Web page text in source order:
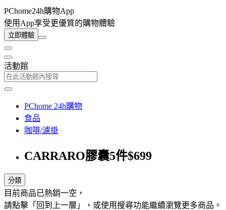
PChome24h購物App
使用App享受更優質的購物體驗
立即體驗
活動館
PChome 24h購物
食品
咖啡/濾掛
CARRARO膠囊5件$699
分類
目前商品已熱銷一空，
請點擊「回到上一層」，或使用搜尋功能繼續瀏覽更多商品。